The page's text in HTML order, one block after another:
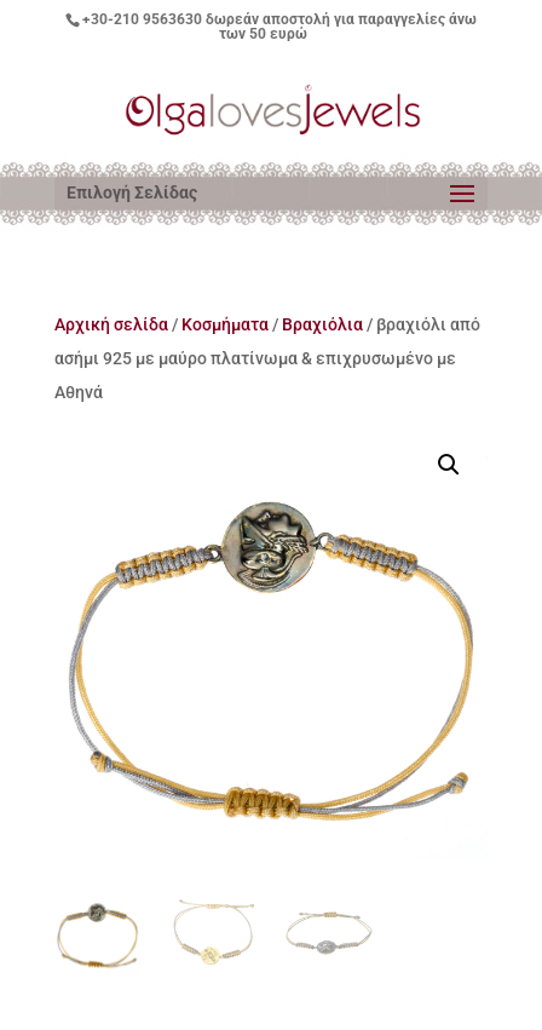
+30-210 9563630δωρεάν αποστολή για παραγγελίες άνω
των 50 ευρώ
Επιλογή Σελίδας
Αρχική σελίδα/ Κοσμήματα/ Βραχιόλια/ βραχιόλι από
ασήμι 925 με μαύρο πλατίνωμα & επιχρυσωμένο με
Αθηνά